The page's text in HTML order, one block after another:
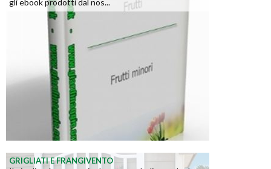
gli ebook prodotti dal nos...
GRIGLIATI E FRANGIVENTO